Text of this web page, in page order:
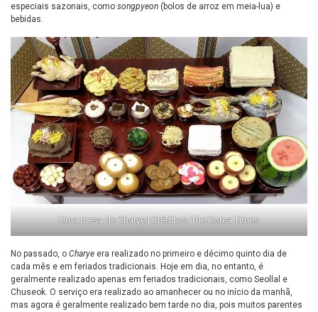
especiais sazonais, como songpyeon (bolos de arroz em meia-lua) e
bebidas.
Uma mesa de Charye | Créditos: The Korea Times
No passado, o Charye era realizado no primeiro e décimo quinto dia de
cada mês e em feriados tradicionais. Hoje em dia, no entanto, é
geralmente realizado apenas em feriados tradicionais, como Seollal e
Chuseok. O serviço era realizado ao amanhecer ou no início da manhã,
mas agora é geralmente realizado bem tarde no dia, pois muitos parentes